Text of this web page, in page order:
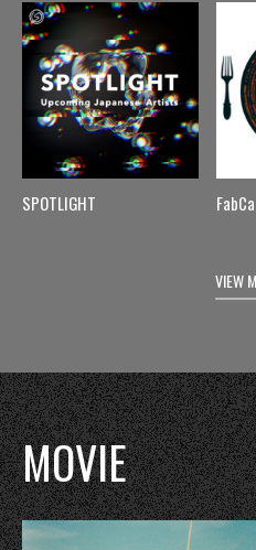
SPOTLIGHT
VIEW
MOVIE